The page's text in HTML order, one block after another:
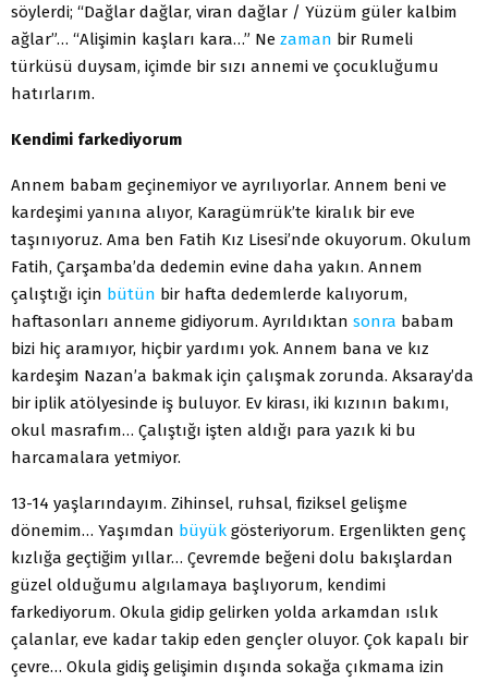
söylerdi; “Dağlar dağlar, viran dağlar / Yüzüm güler kalbim
ağlar”… “Alişimin kaşları kara…” Ne zaman bir Rumeli
türküsü duysam, içimde bir sızı annemi ve çocukluğumu
hatırlarım.
Kendimi farkediyorum
Annem babam geçinemiyor ve ayrılıyorlar. Annem beni ve
kardeşimi yanına alıyor, Karagümrük’te kiralık bir eve
taşınıyoruz. Ama ben Fatih Kız Lisesi’nde okuyorum. Okulum
Fatih, Çarşamba’da dedemin evine daha yakın. Annem
çalıştığı için bütün bir hafta dedemlerde kalıyorum,
haftasonları anneme gidiyorum. Ayrıldıktan sonra babam
bizi hiç aramıyor, hiçbir yardımı yok. Annem bana ve kız
kardeşim Nazan’a bakmak için çalışmak zorunda. Aksaray’da
bir iplik atölyesinde iş buluyor. Ev kirası, iki kızının bakımı,
okul masrafım… Çalıştığı işten aldığı para yazık ki bu
harcamalara yetmiyor.
13-14 yaşlarındayım. Zihinsel, ruhsal, fiziksel gelişme
dönemim… Yaşımdan büyük gösteriyorum. Ergenlikten genç
kızlığa geçtiğim yıllar… Çevremde beğeni dolu bakışlardan
güzel olduğumu algılamaya başlıyorum, kendimi
farkediyorum. Okula gidip gelirken yolda arkamdan ıslık
çalanlar, eve kadar takip eden gençler oluyor. Çok kapalı bir
çevre… Okula gidiş gelişimin dışında sokağa çıkmama izin